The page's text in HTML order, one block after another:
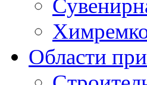
Области